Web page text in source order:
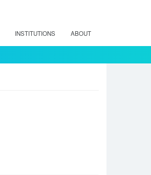
INSTITUTIONS ABOUT